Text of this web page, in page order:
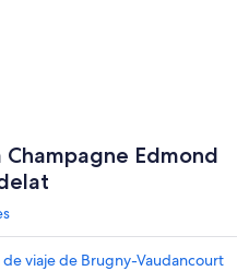
Champagne Edmond
de viaje de Brugny-Vaudancourt